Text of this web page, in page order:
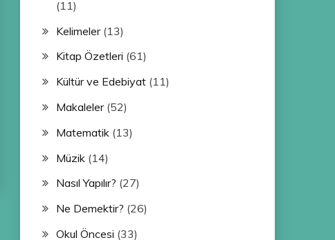
(11)
Kelimeler(13)
Kitap Özetleri (61)
Kültür ve Edebiyat(11)
Makaleler(52)
Matematik(13)
Müzik(14)
Nasıl Yapılır? (27)
Ne Demektir? (26)
Okul Öncesi (33)